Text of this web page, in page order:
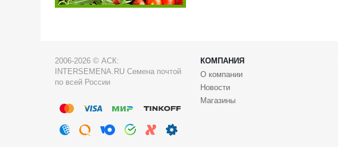
2006-2026 © АСК:
INTERSEMENA.RU Семена почтой
по всей России
КОМПАНИЯ
О компании
Новости
Магазины